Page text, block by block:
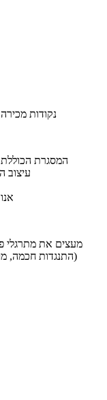
נקודות
1. המסגרת
2.
4.
(התנגדות חכמה,